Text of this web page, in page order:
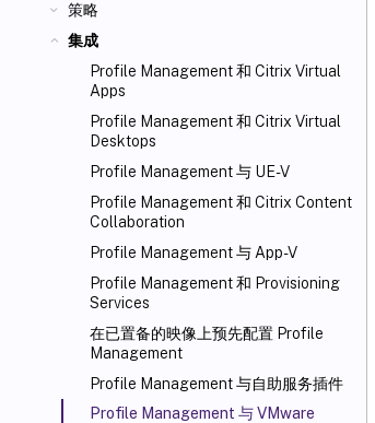
策略
集成
Profile Management 和 Citrix Virtual
Apps
Profile Management 和 Citrix Virtual
Desktops
Profile Management 与 UE-V
Profile Management 和 Citrix Content
Collaboration
Profile Management 与 App-V
Profile Management 和 Provisioning
Services
在已置备的映像上预先配置 Profile
Management
Profile Management 与自助服务插件
Profile Management 与 VMware